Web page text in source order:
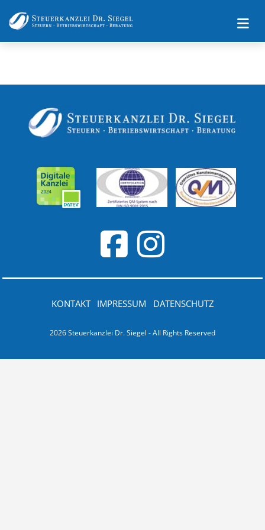
Datenschutz
2026 Steuerkanzlei Dr. Siegel - All Rights Reserved
KONTAKT IMPRESSUM DATENSCHUTZ